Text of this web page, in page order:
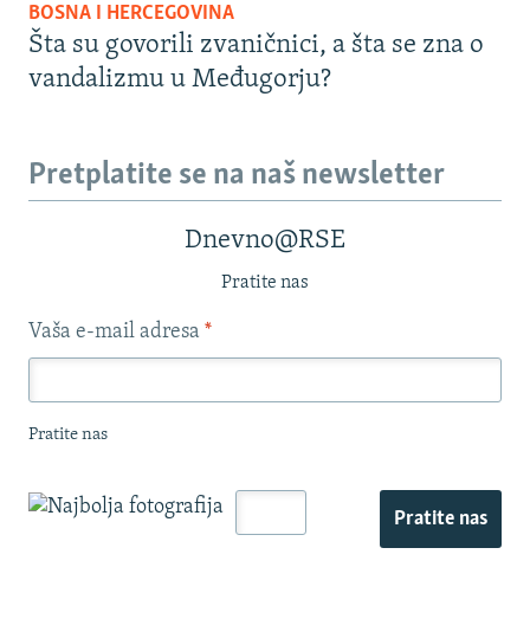
BOSNA I HERCEGOVINA
Šta su govorili zvaničnici, a šta se zna o
vandalizmu u Međugorju?
Pretplatite se na naš newsletter
Dnevno@RSE
Pratite nas
Vaša e-mail adresa *
Pratite nas
Pratite nas